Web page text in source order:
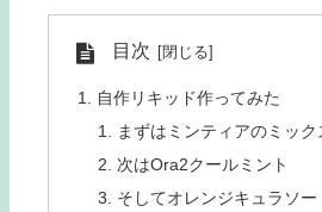
目次
自作リキッド作ってみた
まずはミンティアのミッ
次はOra2クールミント
そしてオレンジキュラソー